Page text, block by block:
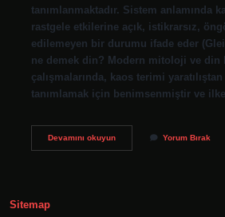
tanımlanmaktadır. Sistem anlamında
rastgele etkilerine açık, istikrarsız,
edilemeyen bir durumu ifade eder
ne demek din? Modern mitoloji ve din
çalışmalarında, kaos terimi
tanımlamak için benimsenmiştir ve
Devamını okuyunIç
Yorum Bırak
Sitemap